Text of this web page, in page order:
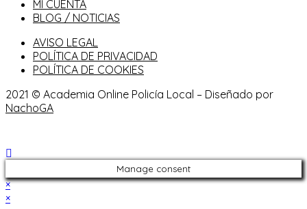
MI CUENTA
BLOG / NOTICIAS
AVISO LEGAL
POLÍTICA DE PRIVACIDAD
POLÍTICA DE COOKIES
2021 © Academia Online Policía Local – Diseñado por
NachoGA
Manage consent
×
×